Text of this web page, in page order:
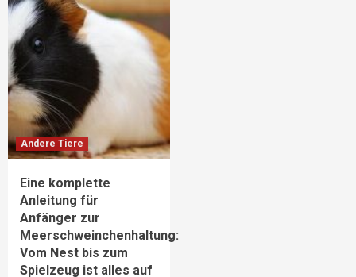
Andere Tiere
Eine komplette
Anleitung für
Anfänger zur
Meerschweinchenhaltung:
Vom Nest bis zum
Spielzeug ist alles auf